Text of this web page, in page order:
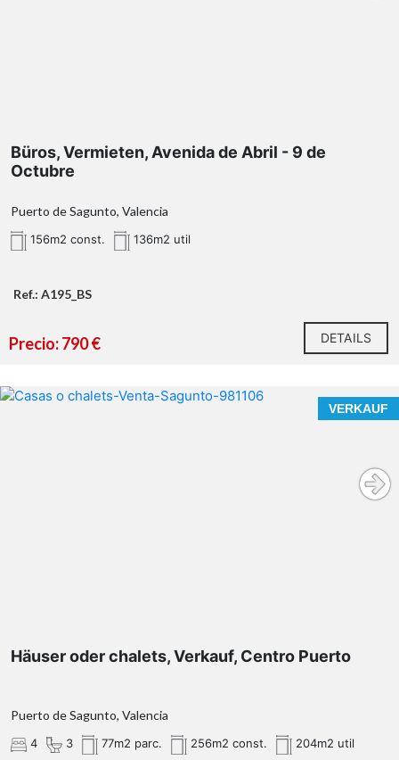
Büros, Vermieten, Avenida de Abril - 9 de
Octubre
Puerto de Sagunto, Valencia
156m2 const. 136m2 util
Ref.: A195_BS
Precio: 790 € DETAILS
VERKAUF
Häuser oder chalets, Verkauf, Centro Puerto
Puerto de Sagunto, Valencia
4 3 77m2 parc. 256m2 const. 204m2 util